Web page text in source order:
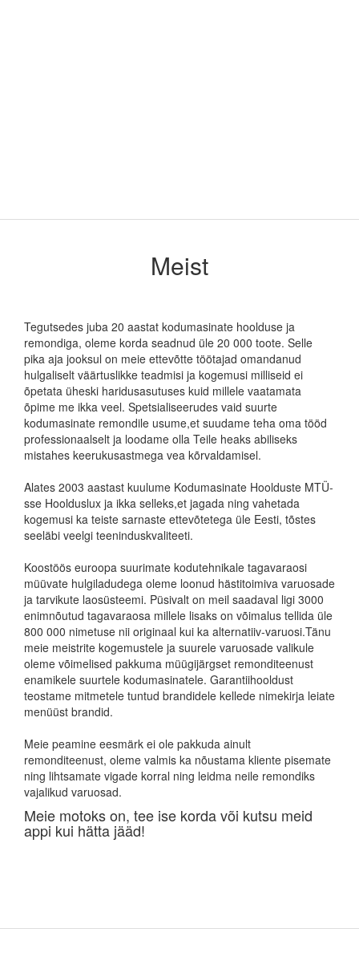
Meist
Tegutsedes juba 20 aastat kodumasinate hoolduse ja
remondiga, oleme korda seadnud üle 20 000 toote. Selle
pika aja jooksul on meie ettevõtte töötajad omandanud
hulgaliselt väärtuslikke teadmisi ja kogemusi milliseid ei
õpetata üheski haridusasutuses kuid millele vaatamata
õpime me ikka veel. Spetsialiseerudes vaid suurte
kodumasinate remondile usume,et suudame teha oma tööd
professionaalselt ja loodame olla Teile heaks abiliseks
mistahes keerukusastmega vea kõrvaldamisel.
Alates 2003 aastast kuulume Kodumasinate Hoolduste MTÜ-
sse Hoolduslux ja ikka selleks,et jagada ning vahetada
kogemusi ka teiste sarnaste ettevõtetega üle Eesti, tõstes
seeläbi veelgi teeninduskvaliteeti.
Koostöös euroopa suurimate kodutehnikale tagavaraosi
müüvate hulgiladudega oleme loonud hästitoimiva varuosade
ja tarvikute laosüsteemi. Püsivalt on meil saadaval ligi 3000
enimnõutud tagavaraosa millele lisaks on võimalus tellida üle
800 000 nimetuse nii originaal kui ka alternatiiv-varuosi.Tänu
meie meistrite kogemustele ja suurele varuosade valikule
oleme võimelised pakkuma müügijärgset remonditeenust
enamikele suurtele kodumasinatele. Garantiihooldust
teostame mitmetele tuntud brandidele kellede nimekirja leiate
menüüst brandid.
Meie peamine eesmärk ei ole pakkuda ainult
remonditeenust, oleme valmis ka nõustama kliente pisemate
ning lihtsamate vigade korral ning leidma neile remondiks
vajalikud varuosad.
Meie motoks on, tee ise korda või kutsu meid
appi kui hätta jääd!